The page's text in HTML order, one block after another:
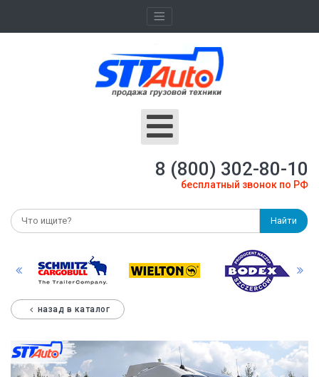
8 (800) 302-80-10
бесплатный звонок по РФ
Найти
назад в каталог